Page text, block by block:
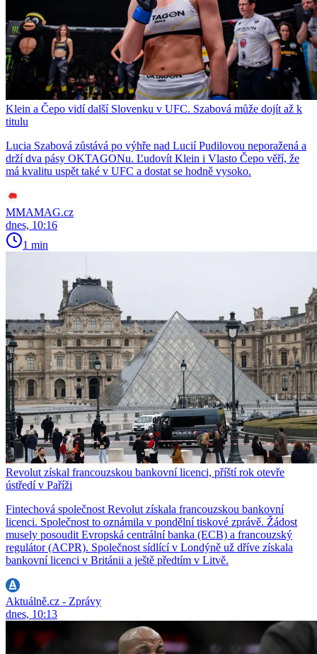
Klein a Čepo vidí další Slovenku v UFC. Szabová může dojít až k
titulu
Lucia Szabová zůstává po výhře nad Lucií Pudilovou neporažená a
drží dva pásy OKTAGONu. Ľudovít Klein i Vlasto Čepo věří, že
má kvalitu uspět také v UFC a dostat se hodně vysoko.
MMAMAG.cz
dnes, 10:16
1 min
Revolut získal francouzskou bankovní licenci, příští rok otevře
ústředí v Paříži
Fintechová společnost Revolut získala francouzskou bankovní
licenci. Společnost to oznámila v pondělní tiskové zprávě. Žádost
musely posoudit Evropská centrální banka (ECB) a francouzský
regulátor (ACPR). Společnost sídlící v Londýně už dříve získala
bankovní licenci v Británii a ještě předtím v Litvě.
Aktuálně.cz - Zprávy
dnes, 10:13